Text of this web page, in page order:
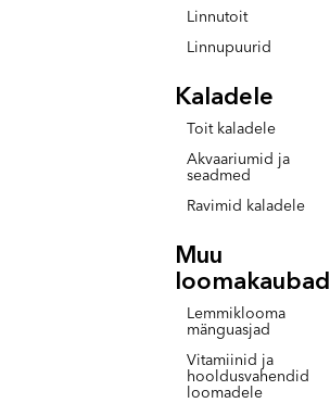
Linnutoit
Linnupuurid
Kaladele
Toit kaladele
Akvaariumid ja
seadmed
Ravimid kaladele
Muu
loomakaubad
Lemmiklooma
mänguasjad
Vitamiinid ja
hooldusvahendid
loomadele